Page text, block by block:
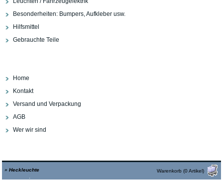
Besonderheiten: Bumpers, Aufkleber usw.
Hilfsmittel
Gebrauchte Teile
Home
Kontakt
Versand und Verpackung
AGB
Wer wir sind
»Heckleuchte Warenkorb (0 Artikel)